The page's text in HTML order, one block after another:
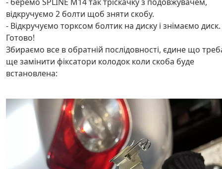
відкручуємо 2 болти щоб зняти скобу.
- Відкручуємо торксом болтик на диску і знімаємо диск.
Готово!
Збираємо все в обратній послідовності, єдине що
ще замінити фіксатори колодок коли скоба буде
встановлена: